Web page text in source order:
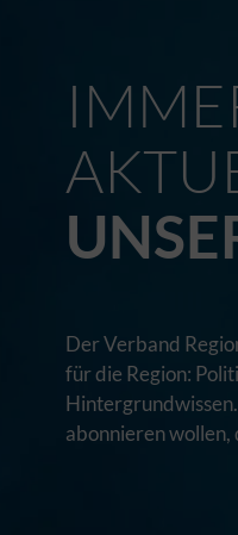
Der Verband
für die Region:
abonnieren wollen,